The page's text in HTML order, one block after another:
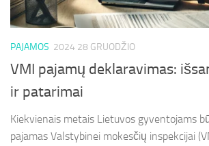
PAJAMOS 2024 28 GRUODŽIO
VMI pajamų deklaravimas:
ir patarimai
Kiekvienais metais Lietuvos gyventojams
pajamas Valstybinei mokesčių inspekcijai